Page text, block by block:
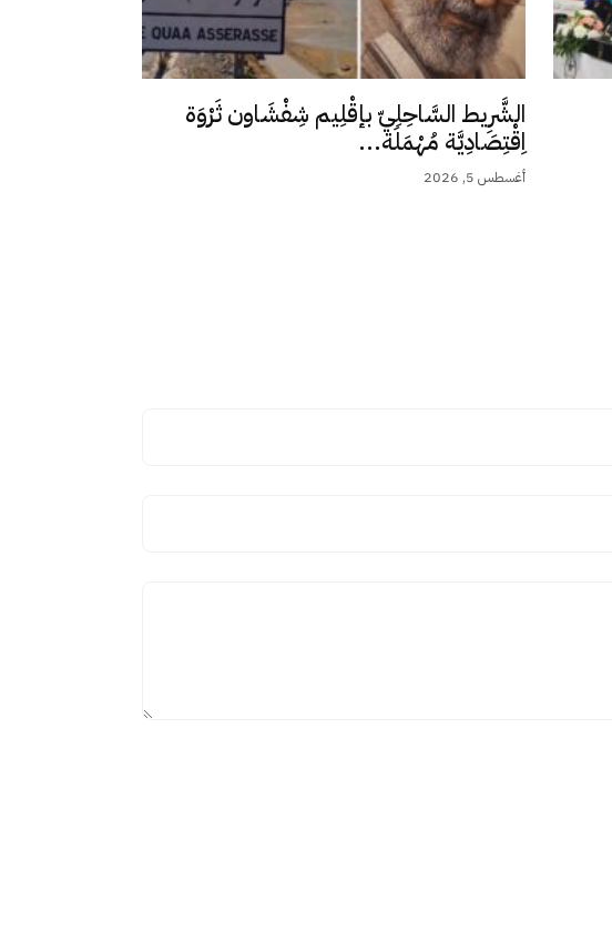
الشَّرِيط السَّاحِلِيّ بإقْلِيم شِفْشَاون ثَرْوَة
اِقْتِصَادِيَّة مُهْمَلَة...
أغسطس 5, 2026